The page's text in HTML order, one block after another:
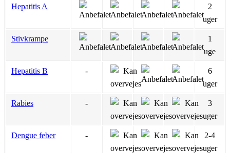
Hepatitis A
2
uger
Stivkrampe
1
uge
Hepatitis B -
6
uger
Rabies -
3
uger
Dengue feber -
2-4
uger